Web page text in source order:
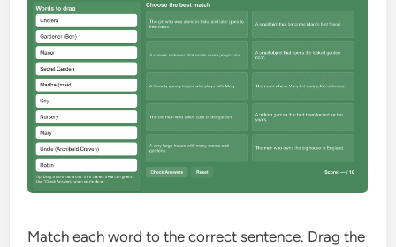
Match each word to the correct sentence. Drag the